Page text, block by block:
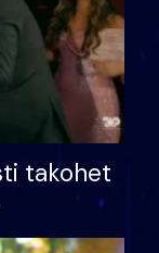
takohet
letër